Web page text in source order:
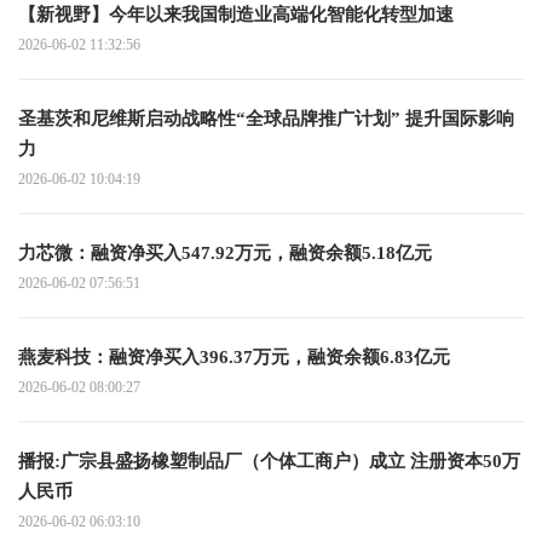
【新视野】今年以来我国制造业高端化智能化转型加速
2026-06-02 11:32:56
圣基茨和尼维斯启动战略性“全球品牌推广计划” 提升国际影响
力
2026-06-02 10:04:19
力芯微：融资净买入547.92万元，融资余额5.18亿元
2026-06-02 07:56:51
燕麦科技：融资净买入396.37万元，融资余额6.83亿元
2026-06-02 08:00:27
播报:广宗县盛扬橡塑制品厂（个体工商户）成立 注册资本50万
人民币
2026-06-02 06:03:10